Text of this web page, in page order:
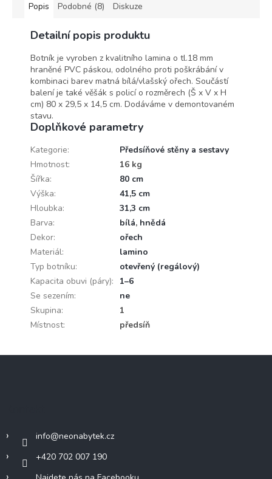
Popis Podobné (8) Diskuze
Detailní popis produktu
Botník je vyroben z kvalitního lamina o tl.18 mm
hraněné PVC páskou, odolného proti poškrábání v
kombinaci barev matná bílá/vlašský ořech. Součástí
balení je také věšák s policí o rozměrech (Š x V x H
cm) 80 x 29,5 x 14,5 cm. Dodáváme v demontovaném
stavu.
Doplňkové parametry
Kategorie:
Předsíňové stěny a sestavy
Hmotnost:
16 kg
Šířka:
80 cm
Výška:
41,5 cm
Hloubka:
31,3 cm
Barva: bílá, hnědá
Dekor:
ořech
Materiál:
lamino
Typ botníku:
otevřený (regálový)
Kapacita obuvi (páry):
1–6
Se sezením:
ne
Skupina:
1
Místnost: předsíň
info@neonabytek.cz
+420 702 007 190